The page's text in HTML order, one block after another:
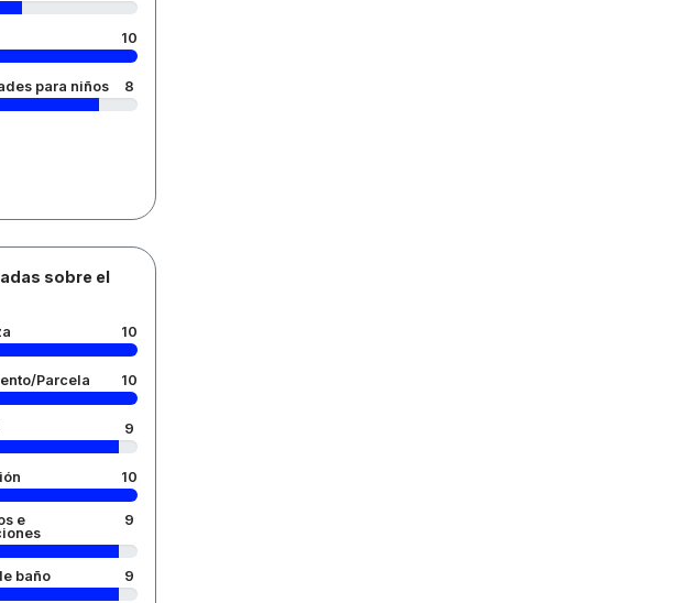
10
para niños 8
sobre el
10
Parcela 10
9
10
e
9
baño 9